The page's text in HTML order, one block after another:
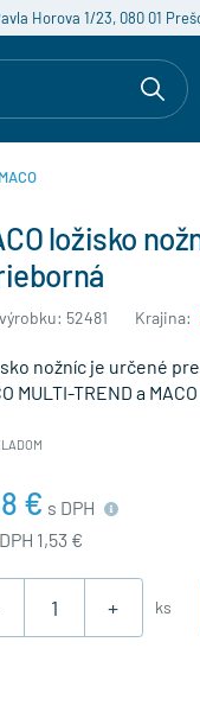
Horova 1/23, 080 01
ložisko
52481 Krajina:
nožníc je určené
MULTI-TREND a
€ s DPH
1,53 €
+ ks